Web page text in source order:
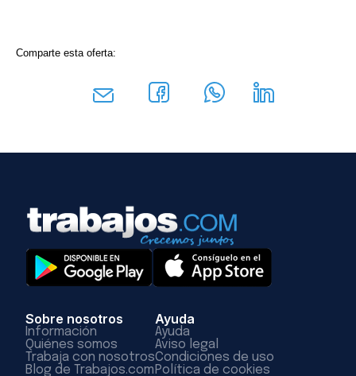
Comparte esta oferta:
Sobre nosotros
Información
Quiénes somos
Trabaja con nosotros
Blog de Trabajos.com
Ayuda
Ayuda
Aviso legal
Condiciones de uso
Política de cookies